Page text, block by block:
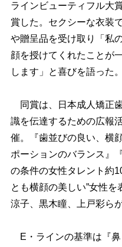
ラインビューティフル大
賞した。セクシーな衣装
贈呈品を受け取り「私
顔を授けてくれたことが
します」と喜びを語った。
同賞は、日本成人矯正
識を伝達するための広報
催。『歯並びの良い、横
ポーションのバランス』
の条件の女性タレント約
とも横顔の美しい”女性
涼子、黒木瞳、上戸彩ら
E・ラインの基準は『鼻